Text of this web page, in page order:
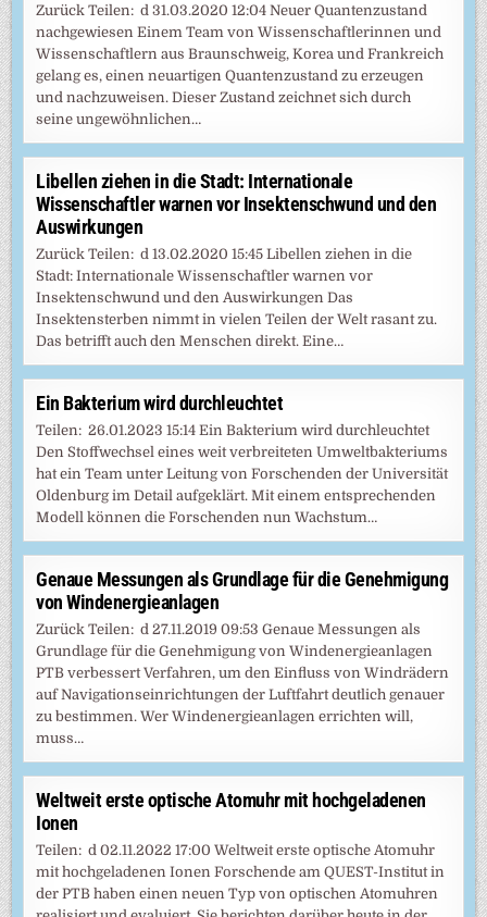
Zurück Teilen: d 31.03.2020 12:04 Neuer Quantenzustand
nachgewiesen Einem Team von Wissenschaftlerinnen und
Wissenschaftlern aus Braunschweig, Korea und Frankreich
gelang es, einen neuartigen Quantenzustand zu erzeugen
und nachzuweisen. Dieser Zustand zeichnet sich durch
seine ungewöhnlichen…
Libellen ziehen in die Stadt: Internationale
Wissenschaftler warnen vor Insektenschwund und den
Auswirkungen
Zurück Teilen: d 13.02.2020 15:45 Libellen ziehen in die
Stadt: Internationale Wissenschaftler warnen vor
Insektenschwund und den Auswirkungen Das
Insektensterben nimmt in vielen Teilen der Welt rasant zu.
Das betrifft auch den Menschen direkt. Eine…
Ein Bakterium wird durchleuchtet
Teilen: 26.01.2023 15:14 Ein Bakterium wird durchleuchtet
Den Stoffwechsel eines weit verbreiteten Umweltbakteriums
hat ein Team unter Leitung von Forschenden der Universität
Oldenburg im Detail aufgeklärt. Mit einem entsprechenden
Modell können die Forschenden nun Wachstum…
Genaue Messungen als Grundlage für die Genehmigung
von Windenergieanlagen
Zurück Teilen: d 27.11.2019 09:53 Genaue Messungen als
Grundlage für die Genehmigung von Windenergieanlagen
PTB verbessert Verfahren, um den Einfluss von Windrädern
auf Navigationseinrichtungen der Luftfahrt deutlich genauer
zu bestimmen. Wer Windenergieanlagen errichten will,
muss…
Weltweit erste optische Atomuhr mit hochgeladenen
Ionen
Teilen: d 02.11.2022 17:00 Weltweit erste optische Atomuhr
mit hochgeladenen Ionen Forschende am QUEST-Institut in
der PTB haben einen neuen Typ von optischen Atomuhren